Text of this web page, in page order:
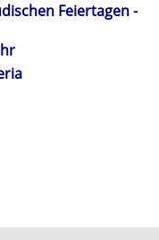
Feiertagen -